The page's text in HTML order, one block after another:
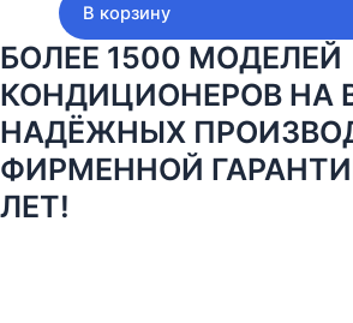
В корзину
БОЛЕЕ 1500 МОДЕЛЕЙ
КОНДИЦИОНЕРОВ НА
НАДЁЖНЫХ
ФИРМЕННОЙ
ЛЕТ!